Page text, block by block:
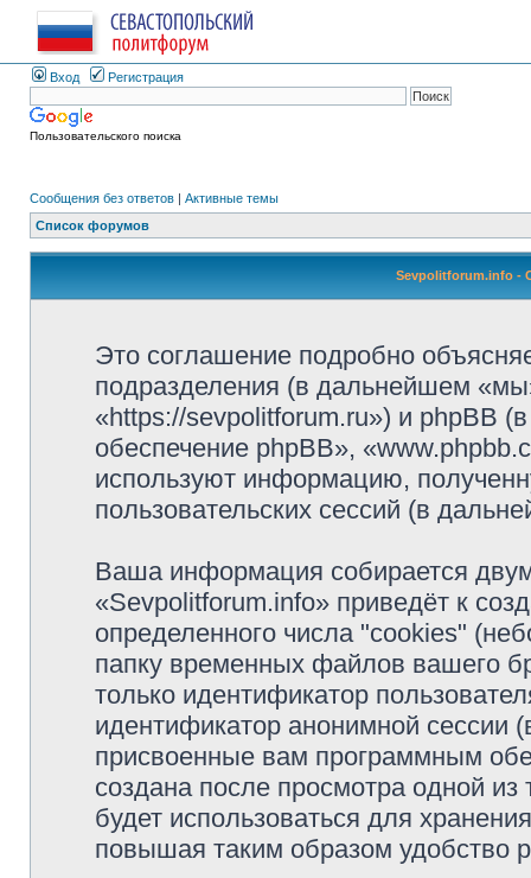
Вход Регистрация
Пользовательского поиска
Сообщения без ответов | Активные темы
Список форумов
Sevpolitforum.info -
Это соглашение подробно
подразделения (в дальнейшем
«https://sevpolitforum.ru») и phpBB
обеспечение phpBB»,
используют информацию,
пользовательских сессий (в
Ваша информация собирается
«Sevpolitforum.info» приведёт к
определенного числа "cookies"
папку временных файлов вашего
только идентификатор
идентификатор анонимной сессии
присвоенные вам программным
создана после просмотра одной
будет использоваться для
повышая таким образом удобство